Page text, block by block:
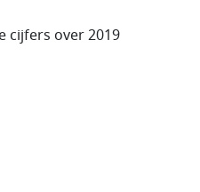
cijfers over 2019